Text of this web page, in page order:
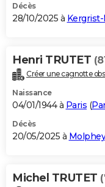
BONS PLANS
Carte de Noël
Carte Bonne année
Carte Saint-Valentin
Carte Pâques
Carte d'anniversaire
DICTIONNAIRE
Dictionnaire
Biographies
Citations
Expressions
Proverbes
PROGRAMME TV
S'inscrire
Se connecter
Lycées
Collèges
Primaires
Universités
Entreprises
Service militaire
Avis de recherche
AVIS DE DÉCÈS
Décès
28/10/2025 à
Henri TRUTET
Créer une cagnotte
Naissance
04/01/1944 à Paris (
Décès
20/05/2025 à Molphey
Michel TRUTET